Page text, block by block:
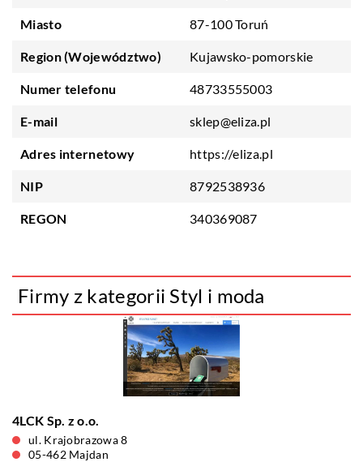
Miasto 87-100 Toruń
Region (Województwo) Kujawsko-pomorskie
Numer telefonu 48733555003
E-mail sklep@eliza.pl
Adres internetowy https://eliza.pl
NIP 8792538936
REGON 340369087
Firmy z kategorii Styl i moda
4LCK Sp. z o.o.
ul. Krajobrazowa 8
05-462 Majdan